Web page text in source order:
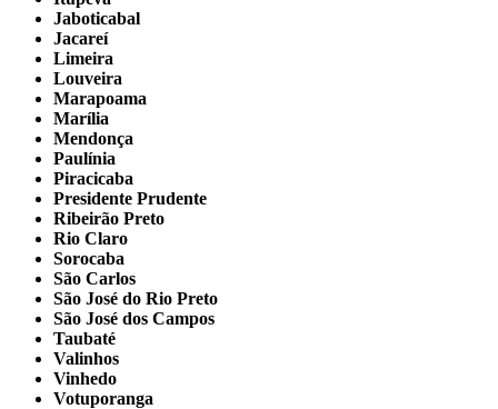
Jaboticabal
Jacareí
Limeira
Louveira
Marapoama
Marília
Mendonça
Paulínia
Piracicaba
Presidente Prudente
Ribeirão Preto
Rio Claro
Sorocaba
São Carlos
São José do Rio Preto
São José dos Campos
Taubaté
Valinhos
Vinhedo
Votuporanga